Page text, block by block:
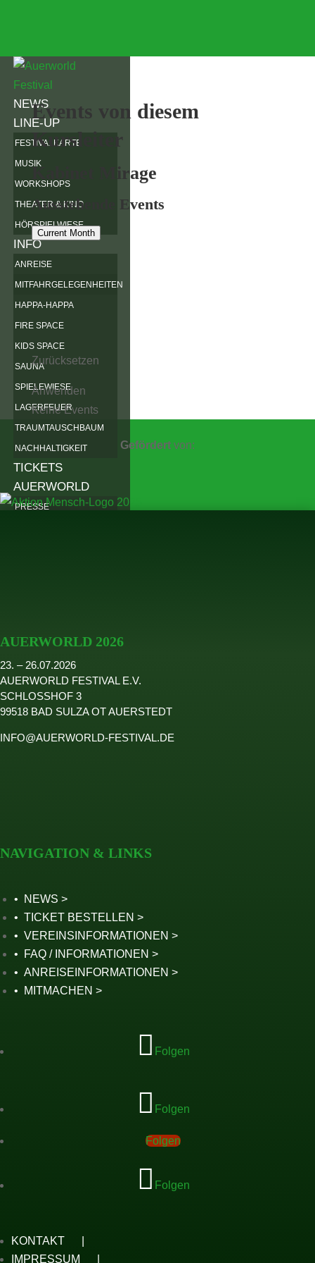
NEWS
LINE-UP
FESTIVALKARTE
MUSIK
WORKSHOPS
THEATER & KINO
HÖRSPIELWIESE
INFO
ANREISE
MITFAHRGELEGENHEITEN
HAPPA-HAPPA
FIRE SPACE
KIDS SPACE
SAUNA
SPIELEWIESE
LAGERFEUER
TRAUMTAUSCHBAUM
NACHHALTIGKEIT
TICKETS
AUERWORLD
PRESSE
2023
2022
Seite wählen
Events von diesem
Kursleiter
Kabinet Mirage
Ausstehende Events
Current Month
Zurücksetzen
Anwenden
Keine Events
Gefördert von:
AUERWORLD 2026
23. – 26.07.2026
AUERWORLD FESTIVAL E.V.
SCHLOSSHOF 3
99518 BAD SULZA OT AUERSTEDT
INFO@AUERWORLD-FESTIVAL.DE
NAVIGATION & LINKS
NEWS
TICKET BESTELLEN
VEREINSINFORMATIONEN
FAQ / INFORMATIONEN
ANREISEINFORMATIONEN
MITMACHEN
Folgen
Folgen
Folgen
Folgen
KONTAKT
IMPRESSUM